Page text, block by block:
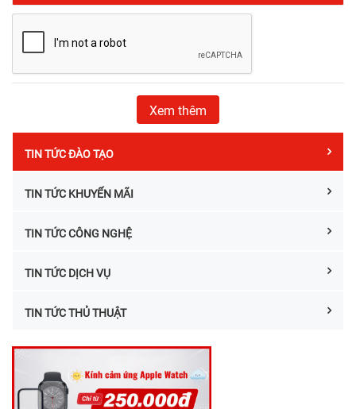
Xem thêm
TIN TỨC ĐÀO TẠO
TIN TỨC KHUYẾN MÃI
TIN TỨC CÔNG NGHỆ
TIN TỨC DỊCH VỤ
TIN TỨC THỦ THUẬT